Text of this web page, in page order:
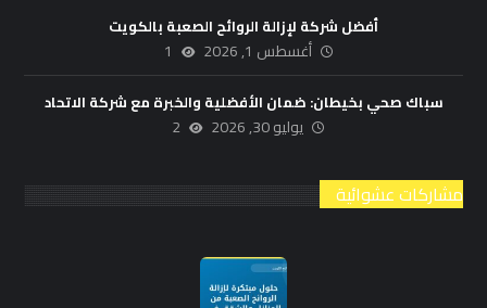
أفضل شركة لإزالة الروائح الصعبة بالكويت
أغسطس 1, 2026 1
سباك صحي بخيطان: ضمان الأفضلية والخبرة مع شركة الاتحاد
يوليو 30, 2026 2
مشاركات عشوائية